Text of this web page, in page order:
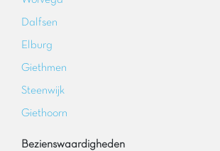
Dalfsen
Elburg
Giethmen
Steenwijk
Giethoorn
Bezienswaardigheden